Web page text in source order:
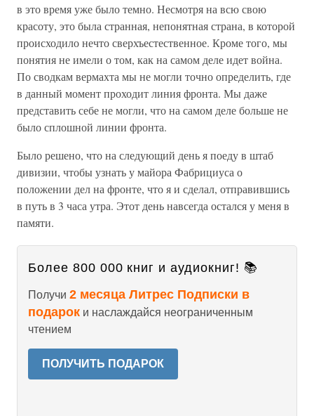
в это время уже было темно. Несмотря на всю свою
красоту, это была странная, непонятная страна, в которой
происходило нечто сверхъестественное. Кроме того, мы
понятия не имели о том, как на самом деле идет война.
По сводкам вермахта мы не могли точно определить, где
в данный момент проходит линия фронта. Мы даже
представить себе не могли, что на самом деле больше не
было сплошной линии фронта.
Было решено, что на следующий день я поеду в штаб
дивизии, чтобы узнать у майора Фабрициуса о
положении дел на фронте, что я и сделал, отправившись
в путь в 3 часа утра. Этот день навсегда остался у меня в
памяти.
Более 800 000 книг и аудиокниг! 📚
Получи 2 месяца Литрес Подписки в
подарок и наслаждайся неограниченным
чтением
ПОЛУЧИТЬ ПОДАРОК